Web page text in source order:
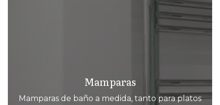
Mamparas
Mamparas de baño a medida, tanto para platos